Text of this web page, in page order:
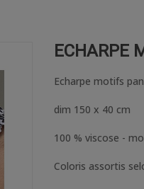
ECHARPE
Echarpe motifs
dim 150 x 40 cm
100 % viscose -
Coloris assortis